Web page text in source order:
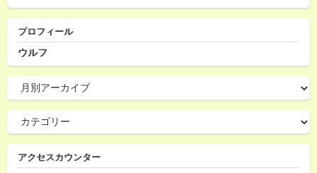
プロフィール
ウルフ
アクセスカウンター